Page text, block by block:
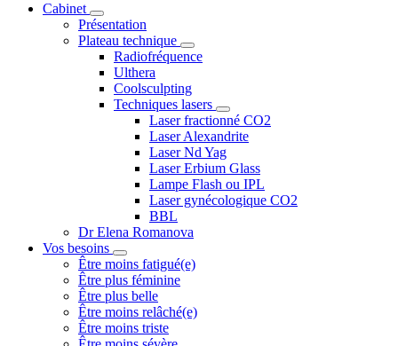
Cabinet
Présentation
Plateau technique
Radiofréquence
Ulthera
Coolsculpting
Techniques lasers
Laser fractionné CO2
Laser Alexandrite
Laser Nd Yag
Laser Erbium Glass
Lampe Flash ou IPL
Laser gynécologique CO2
BBL
Dr Elena Romanova
Vos besoins
Être moins fatigué(e)
Être plus féminine
Être plus belle
Être moins relâché(e)
Être moins triste